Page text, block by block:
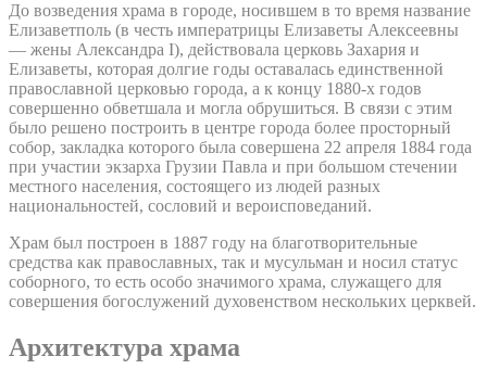
До возведения храма в городе, носившем в то время название
Елизаветполь (в честь императрицы Елизаветы Алексеевны
— жены Александра I), действовала церковь Захария и
Елизаветы, которая долгие годы оставалась единственной
православной церковью города, а к концу 1880-х годов
совершенно обветшала и могла обрушиться. В связи с этим
было решено построить в центре города более просторный
собор, закладка которого была совершена 22 апреля 1884 года
при участии экзарха Грузии Павла и при большом стечении
местного населения, состоящего из людей разных
национальностей, сословий и вероисповеданий.
Храм был построен в 1887 году на благотворительные
средства как православных, так и мусульман и носил статус
соборного, то есть особо значимого храма, служащего для
совершения богослужений духовенством нескольких церквей.
Архитектура храма